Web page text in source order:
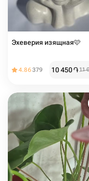
Эхеверия изящная🩷
4.86379 10 450֏11